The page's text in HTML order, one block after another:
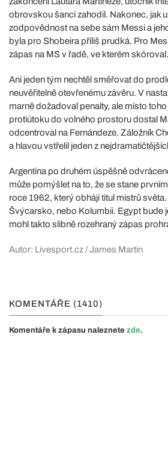
obrovskou šanci zahodil. Nakonec, jak
zodpovědnost na sebe sám Messi a
byla pro Shobeira příliš prudká. Pro
zápas na MS v řadě, ve kterém skóroval.
Ani jeden tým nechtěl směřovat do
neuvěřitelně otevřenému závěru. V
marně dožadoval penalty, ale místo
protiútoku do volného prostoru dostal
odcentroval na Fernándeze. Záložník
a hlavou vstřelil jeden z
Argentina po druhém úspěšně
může pomýšlet na to, že se stane
roce 1962, který obhájí titul mistrů
Švýcarsko, nebo Kolumbii. Egypt bude
mohl takto slibně rozehraný zápas
Autor: Livesport.cz / James Martin
KOMENTÁŘE (1410)
Komentáře k zápasu naleznete zde.